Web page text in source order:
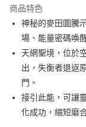
Apple Pay
街口支付
悠遊付
AFTEE先享後付
相關說明
【關於「AFTEE先享
商品特色
神秘的麥田圖騰
場、能量密碼喚
天網聖境，位於
出，失衡者退返
門。
接引此能，可讓
化成功，縮短磨